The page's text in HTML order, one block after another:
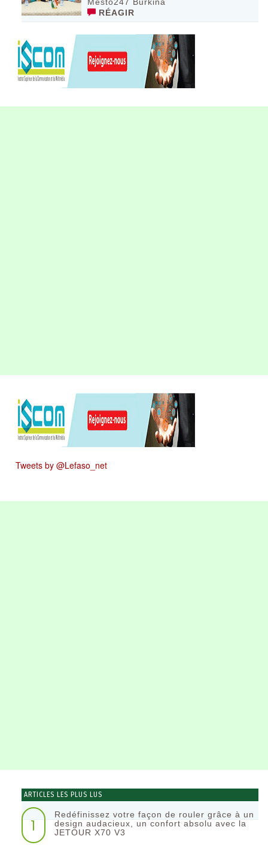
RÉAGIR
Tweets by @Lefaso_net
ARTICLES LES PLUS LUS
1
Redéfinissez votre façon de rouler grâce à un
design audacieux, un confort absolu avec la
JETOUR X70 V3